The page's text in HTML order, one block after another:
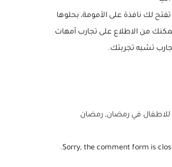
أنتِ
لك نافذة على الأمومة، بحلوها
من الاطلاع على تجارب أمهات